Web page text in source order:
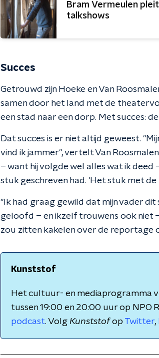
Bram Vermeulen
talkshows
Succes
Getrouwd zijn Hoeke en Van
samen door het land met de
een stad naar een dorp. Met succes:
Dat succes is er niet altijd geweest.
vind ik jammer", vertelt Van
– want hij volgde wel alles wat ik deed
stuk geschreven had. 'Het stuk met de
"Ik had graag gewild dat mijn vader
geloofd – en ikzelf trouwens ook niet
zou zitten kakelen over de reportage
Kunststof
Het cultuur- en mediaprogramma
tussen 19:00 en 20:00 uur op NPO
podcast. Volg Kunststofop Twitter,